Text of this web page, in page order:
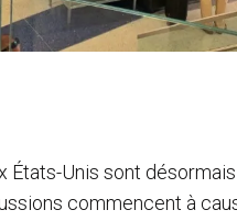
États-Unis sont
commencent à